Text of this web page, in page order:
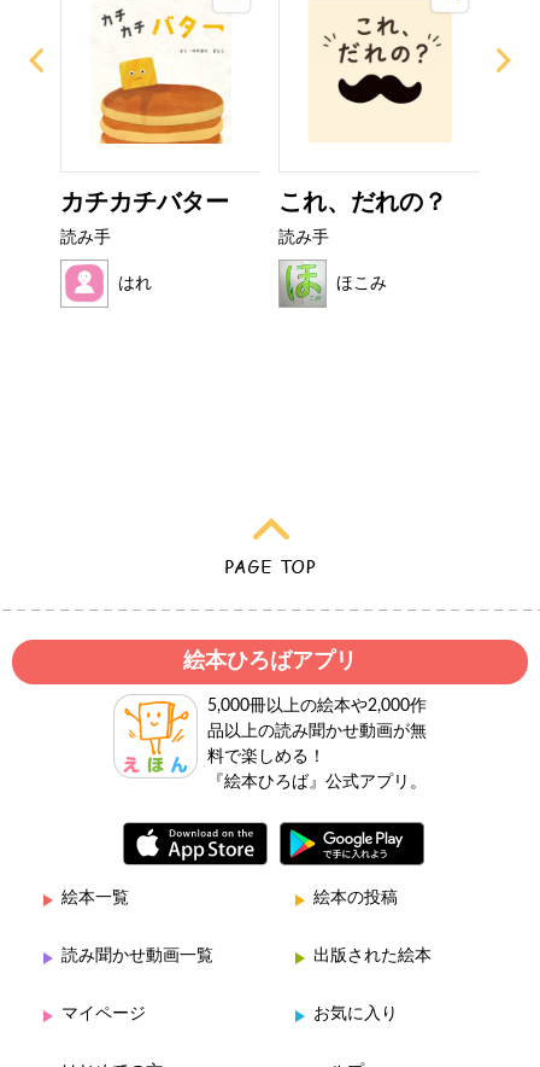
カチカチバター
読み手
はれ
これ、だれの？
読み手
ほこみ
絵本ひろばアプリ
5,000冊以上の絵本や2,000作
品以上の読み聞かせ動画が無
料で楽しめる！
『絵本ひろば』公式アプリ。
絵本一覧 絵本の投稿
読み聞かせ動画一覧 出版された絵本
マイページ お気に入り